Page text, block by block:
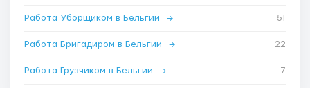
Работа Уборщиком в Бельгии → 51
Работа Бригадиром в Бельгии → 22
Работа Грузчиком в Бельгии → 7